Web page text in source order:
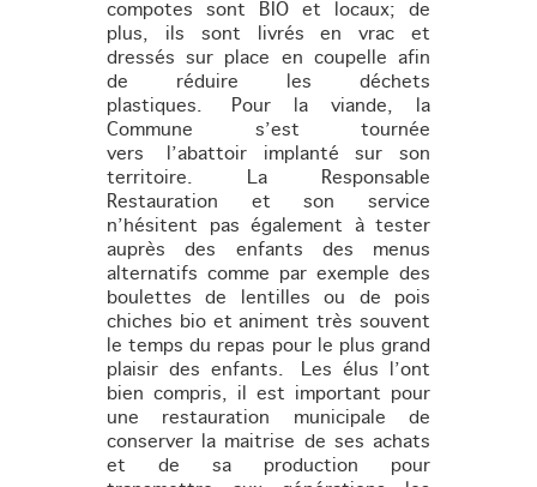
compotes sont BIO et locaux; de
plus, ils sont livrés en vrac et
dressés sur place en coupelle afin
de réduire les déchets
plastiques. Pour la viande, la
Commune s’est tournée
vers l’abattoir implanté sur son
territoire. La Responsable
Restauration et son service
n’hésitent pas également à tester
auprès des enfants des menus
alternatifs comme par exemple des
boulettes de lentilles ou de pois
chiches bio et animent très souvent
le temps du repas pour le plus grand
plaisir des enfants. Les élus l’ont
bien compris, il est important pour
une restauration municipale de
conserver la maitrise de ses achats
et de sa production pour